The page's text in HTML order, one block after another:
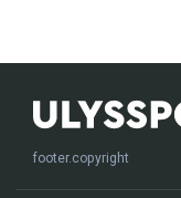
footer.copyright